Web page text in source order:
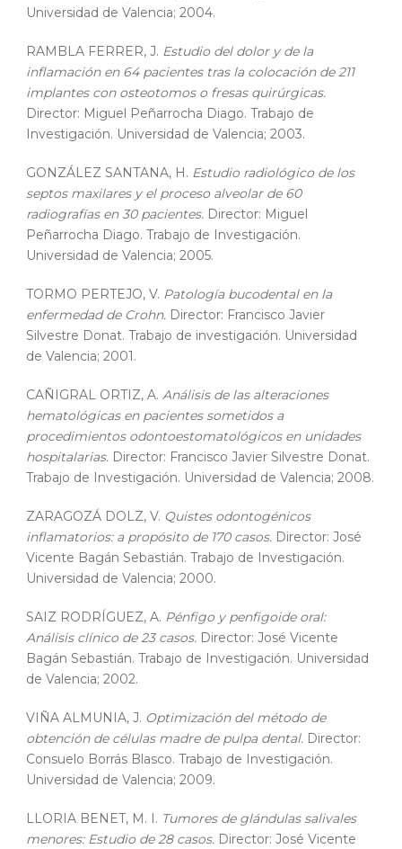
Universidad de Valencia; 2004.
RAMBLA FERRER, J. Estudio del dolor y de la
inflamación en 64 pacientes tras la colocación de 211
implantes con osteotomos o fresas quirúrgicas.
Director: Miguel Peñarrocha Diago. Trabajo de
Investigación. Universidad de Valencia; 2003.
GONZÁLEZ SANTANA, H. Estudio radiológico de los
septos maxilares y el proceso alveolar de 60
radiografías en 30 pacientes. Director: Miguel
Peñarrocha Diago. Trabajo de Investigación.
Universidad de Valencia; 2005.
TORMO PERTEJO, V. Patología bucodental en la
enfermedad de Crohn. Director: Francisco Javier
Silvestre Donat. Trabajo de investigación. Universidad
de Valencia; 2001.
CAÑIGRAL ORTIZ, A. Análisis de las alteraciones
hematológicas en pacientes sometidos a
procedimientos odontoestomatológicos en unidades
hospitalarias. Director: Francisco Javier Silvestre Donat.
Trabajo de Investigación. Universidad de Valencia; 2008.
ZARAGOZÁ DOLZ, V. Quistes odontogénicos
inflamatorios: a propósito de 170 casos. Director: José
Vicente Bagán Sebastián. Trabajo de Investigación.
Universidad de Valencia; 2000.
SAIZ RODRÍGUEZ, A. Pénfigo y penfigoide oral:
Análisis clínico de 23 casos. Director: José Vicente
Bagán Sebastián. Trabajo de Investigación. Universidad
de Valencia; 2002.
VIÑA ALMUNIA, J. Optimización del método de
obtención de células madre de pulpa dental. Director:
Consuelo Borrás Blasco. Trabajo de Investigación.
Universidad de Valencia; 2009.
LLORIA BENET, M. I. Tumores de glándulas salivales
menores: Estudio de 28 casos. Director: José Vicente